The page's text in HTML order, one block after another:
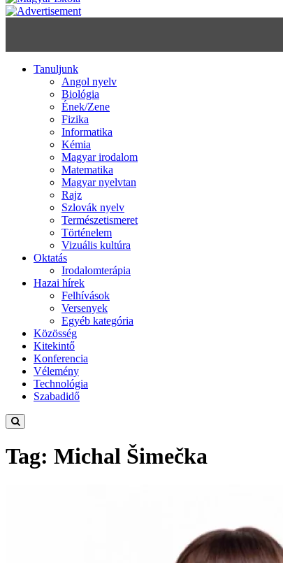
Tanuljunk
Angol nyelv
Biológia
Ének/Zene
Fizika
Informatika
Kémia
Magyar irodalom
Matematika
Magyar nyelvtan
Rajz
Szlovák nyelv
Természetismeret
Történelem
Vizuális kultúra
Oktatás
Irodalomterápia
Hazai hírek
Felhívások
Versenyek
Egyéb kategória
Közösség
Kitekintő
Konferencia
Vélemény
Technológia
Szabadidő
Tag: Michal Šimečka